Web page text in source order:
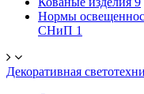
Нормы
СНиП 1
Декоративная